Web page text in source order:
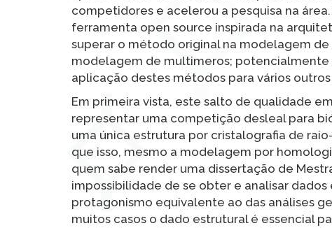
competidores e acelerou a pesquisa na
ferramenta open source inspirada na
superar o método original na modelagem
modelagem de multimeros; potencialmente
aplicação destes métodos para vários
Em primeira vista, este salto de qualidade
representar uma competição desleal para
uma única estrutura por cristalografia de
que isso, mesmo a modelagem por
quem sabe render uma dissertação de
impossibilidade de se obter e analisar
protagonismo equivalente ao das análises
muitos casos o dado estrutural é essencial